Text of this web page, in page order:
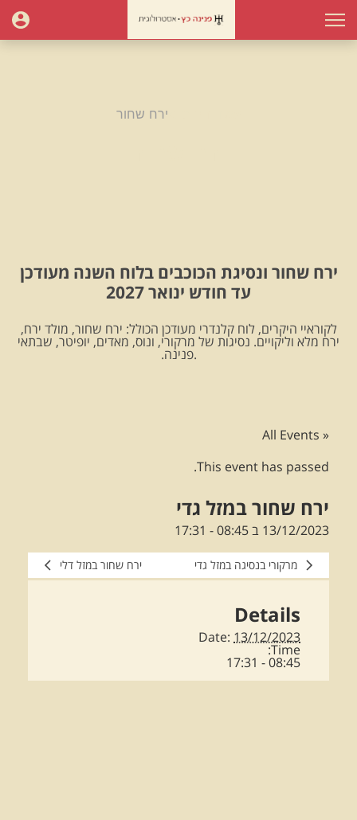
ירח שחור
ירח שחור ונסיגת הכוכבים בלוח השנה מעודכן
עד חודש ינואר 2027
לקוראיי היקרים, לוח קלנדרי מעודכן הכולל: ירח שחור, מולד ירח,
ירח מלא וליקויים. נסיגות של מרקורי, ונוס, מאדים, יופיטר, שבתאי
.פנינה.
« All Events
This event has passed.
ירח שחור במזל גדי
13/12/2023 ב 08:45 -
17:31
מרקורי בנסיגה במזל גדי ירח שחור במזל דלי
Details
Date: 13/12/2023
Time:
08:45 - 17:31